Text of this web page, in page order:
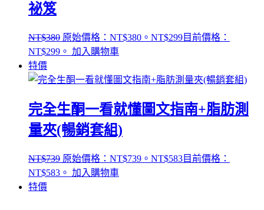
祕笈
NT$380 原始價格：NT$380。 NT$299目前價格：
NT$299。 加入購物車
特價
完全生酮一看就懂圖文指南+脂肪測
量夾(暢銷套組)
NT$739 原始價格：NT$739。 NT$583目前價格：
NT$583。 加入購物車
特價